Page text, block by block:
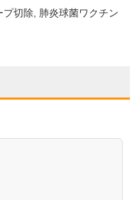
プ切除
肺炎球菌ワクチン